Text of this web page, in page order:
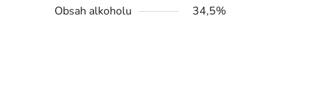
Obsah alkoholu
34,5%